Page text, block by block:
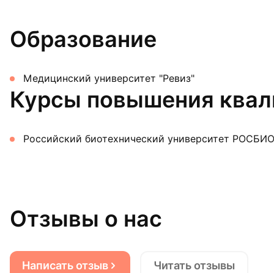
Образование
Медицинский университет "Ревиз"
Курсы повышения
Российский биотехнический университет
Отзывы о нас
Написать отзыв Читать отзывы